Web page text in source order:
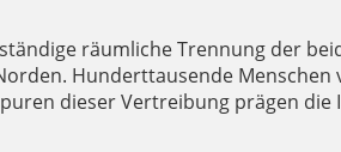
räumliche Trennung der
Hunderttausende
dieser Vertreibung prägen